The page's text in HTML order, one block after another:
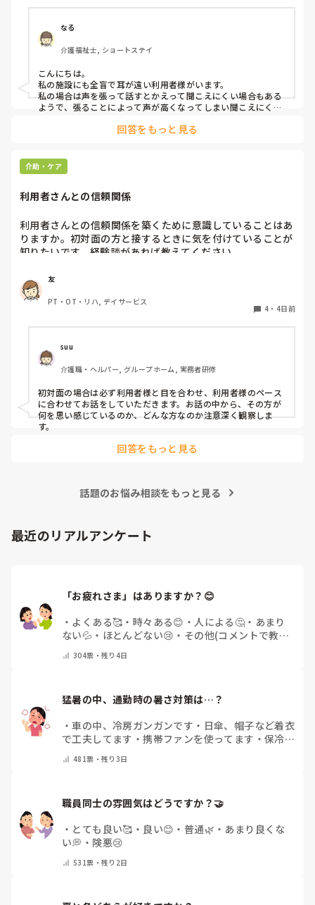
かり、痛めてしまうことがあります。
みなさんの職場で、このような方と関わる際に工夫している
ことや、喉に負担をかけずに意思疎通ができる良い方法など
よろしくお願いします。
なる
介護福祉士, ショートステイ
こんにちは。
私の施設にも全盲で耳が遠い利用者様がいます。
私の場合は声を張って話すとかえって聞こえにくい場合もある
ようで、張ることによって声が高くなってしまい聞こえにくい
回答をもっと見る
介助・ケア
利用者さんとの信頼関係
利用者さんとの信頼関係を築くために意識していることはあ
りますか。初対面の方と接するときに気を付けていることが
知りたいです。経験談があれば教えてください。
友
PT・OT・リハ, デイサービス
4 ・ 4日前
suu
介護職・ヘルパー, グループホーム, 実務者研修
初対面の場合は必ず利用者様と目を合わせ、利用者様のペース
に合わせてお話をしていただきます。お話の中から、その方が
何を思い感じているのか、どんな方なのか注意深く観察しま
す。
回答をもっと見る
話題のお悩み相談をもっと見る
最近のリアルアンケート
「お疲れさま」はありますか？😊
・ よくある🥰 ・ 時々ある😊 ・ 人による🤔 ・ あまり
ない💦 ・ ほとんどない😢 ・ その他(コメントで教え
304票・残り4日
猛暑の中、通勤時の暑さ対策は…？
・車の中、冷房ガンガンです ・ 日傘、帽子など着衣
で工夫してます ・携帯ファンを使ってます ・ 保冷剤
ん ・その他（コメントで教えて下さい）
481票・残り3日
職員同士の雰囲気はどうですか？🤝
・ とても良い🥰 ・ 良い😊 ・ 普通🌿 ・ あまり良くな
い💭 ・ 険悪😢
531票・残り2日